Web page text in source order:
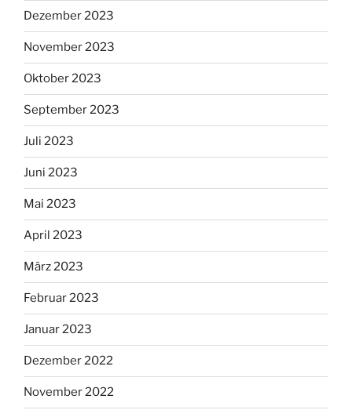
Dezember 2023
November 2023
Oktober 2023
September 2023
Juli 2023
Juni 2023
Mai 2023
April 2023
März 2023
Februar 2023
Januar 2023
Dezember 2022
November 2022